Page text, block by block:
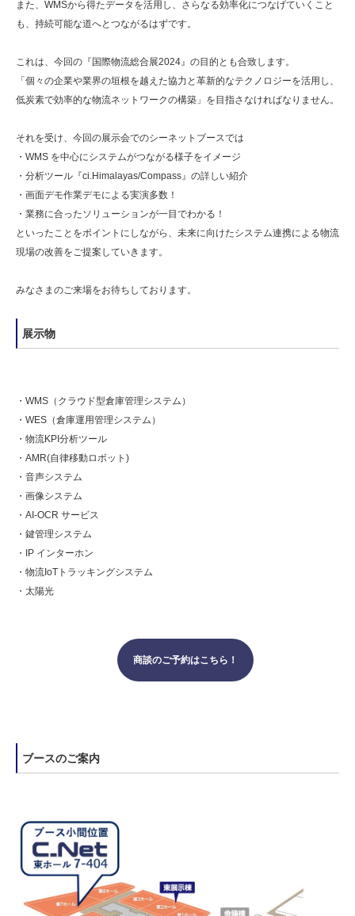
また、WMSから得たデータを活用し、さらなる効率化につなげていくこと
も、持続可能な道へとつながるはずです。
これは、今回の『国際物流総合展2024』の目的とも合致します。
「個々の企業や業界の垣根を越えた協力と革新的なテクノロジーを活用し、
低炭素で効率的な物流ネットワークの構築」を目指さなければなりません。
それを受け、今回の展示会でのシーネットブースでは
・WMS を中心にシステムがつながる様子をイメージ
・分析ツール『ci.Himalayas/Compass』の詳しい紹介
・画面デモ作業デモによる実演多数！
・業務に合ったソリューションが一目でわかる！
といったことをポイントにしながら、未来に向けたシステム連携による物流
現場の改善をご提案していきます。
みなさまのご来場をお待ちしております。
展示物
・WMS（クラウド型倉庫管理システム）
・WES（倉庫運用管理システム）
・物流KPI分析ツール
・AMR(自律移動ロボット)
・音声システム
・画像システム
・AI-OCR サービス
・鍵管理システム
・IP インターホン
・物流IoTトラッキングシステム
・太陽光
商談のご予約はこちら！
ブースのご案内